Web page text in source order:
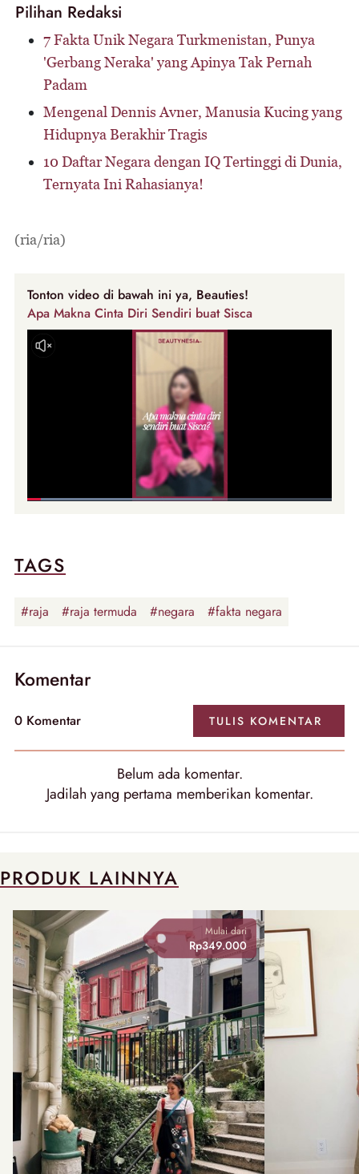
Pilihan Redaksi
7 Fakta Unik Negara Turkmenistan, Punya
'Gerbang Neraka' yang Apinya Tak Pernah
Padam
Mengenal Dennis Avner, Manusia Kucing yang
Hidupnya Berakhir Tragis
10 Daftar Negara dengan IQ Tertinggi di Dunia,
Ternyata Ini Rahasianya!
(ria/ria)
Tonton video di bawah ini ya, Beauties!
Apa Makna Cinta Diri Sendiri buat Sisca
TAGS
#raja #raja termuda #negara #fakta negara
Komentar
0 Komentar TULIS KOMENTAR
Belum ada komentar.
Jadilah yang pertama memberikan komentar.
PRODUK LAINNYA
Mulai dari
Rp349.000